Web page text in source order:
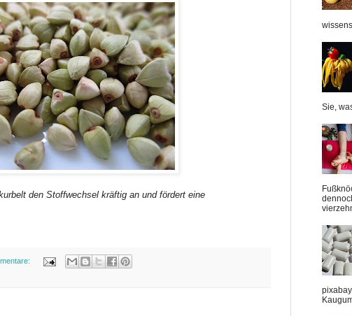
den Stoffwechsel kräftig an und fördert eine
Sie,